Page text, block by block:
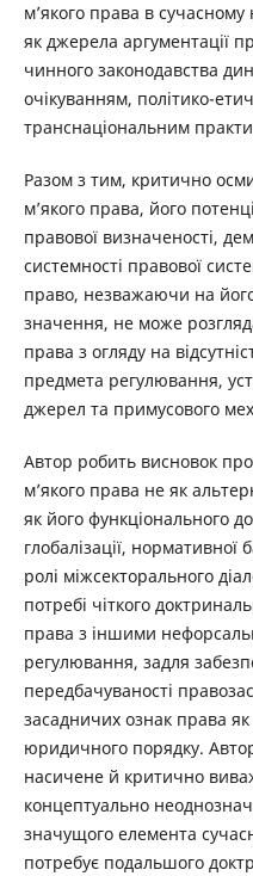
м’якого права в
як джерела аргументації
чинного законодавства
очікуванням, політико-
транснаціональним
Разом з тим, критично
м’якого права, його
правової визначеності,
системності правової
право, незважаючи на
значення, не може
права з огляду на
предмета регулювання,
джерел та примусового
Автор робить висновок про
м’якого права не як
як його функціонального
глобалізації, нормативної
ролі міжсекторального
потребі чіткого
права з іншими
регулювання, задля
передбачуваності
засадничих ознак права
юридичного порядку.
насичене й критично
концептуально
значущого елемента
потребує подальшого